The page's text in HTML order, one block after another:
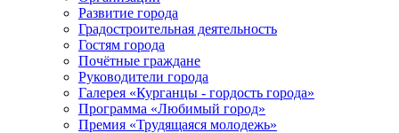
Развитие города
Градостроительная деятельность
Гостям города
Почётные граждане
Руководители города
Галерея «Курганцы - гордость города»
Программа «Любимый город»
Премия «Трудящаяся молодежь»